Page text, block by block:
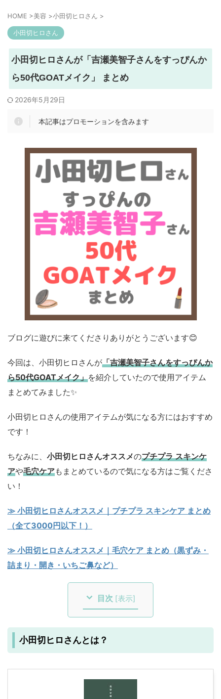
HOME >美容 >小田切ヒロさん >
小田切ヒロさん
小田切ヒロさんが「吉瀬美智子さんをすっぴんか
ら50代GOATメイク」 まとめ
2026年5月29日
本記事はプロモーションを含みます
ブログに遊びに来てくださりありがとうございます😊
今回は、小田切ヒロさんが「吉瀬美智子さんをすっぴんか
ら50代GOATメイク」を紹介していたので使用アイテム
まとめてみました✨
小田切ヒロさんの使用アイテムが気になる方にはおすすめ
です！
ちなみに、 小田切ヒロさんオススメのプチプラ スキンケ
アや毛穴ケアもまとめているので気になる方はご覧くださ
い！
≫ 小田切ヒロさんオススメ｜プチプラ スキンケア まとめ
（全て3000円以下！）
≫ 小田切ヒロさんオススメ｜毛穴ケア まとめ（黒ずみ・
詰まり・開き・いちご鼻など）
目次 [表示]
小田切ヒロさんとは？